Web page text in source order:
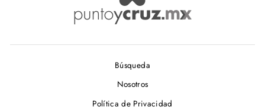
Búsqueda
Nosotros
Política de Privacidad